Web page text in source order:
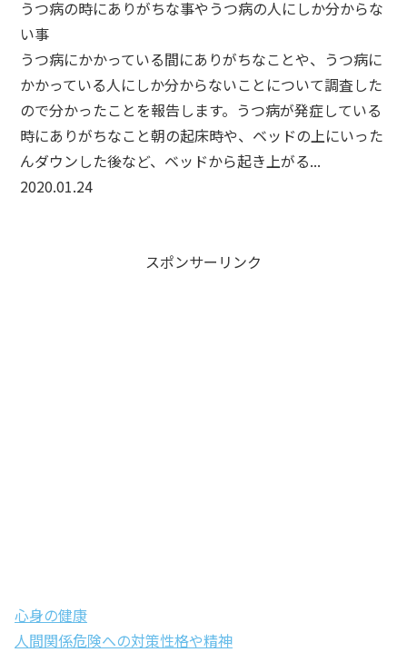
うつ病の時にありがちな事やうつ病の人にしか分からな
い事
うつ病にかかっている間にありがちなことや、うつ病に
かかっている人にしか分からないことについて調査した
ので分かったことを報告します。うつ病が発症している
時にありがちなこと朝の起床時や、ベッドの上にいった
んダウンした後など、ベッドから起き上がる...
2020.01.24
スポンサーリンク
心身の健康
人間関係危険への対策性格や精神